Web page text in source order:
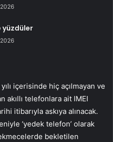
yüzdüler
içerisinde hiç açılmayan ve
akıllı telefonlara ait IMEI
itibarıyla askıya alınacak.
‘yedek telefon’ olarak
bekletilen